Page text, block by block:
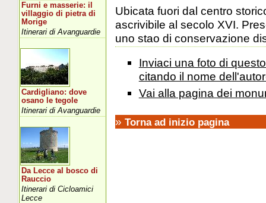
Ubicata fuori dal centro
ascrivibile al secolo XVI.
uno stao di conservazione
Inviaci una foto di
citando il nome
Vai alla pagina dei
» Torna ad inizio pagina
Furni e masserie: il
villaggio di pietra di
Morige
Itinerari di Avanguardie
Cardigliano: dove
osano le tegole
Itinerari di Avanguardie
Da Lecce al bosco di
Rauccio
Itinerari di Cicloamici
Lecce